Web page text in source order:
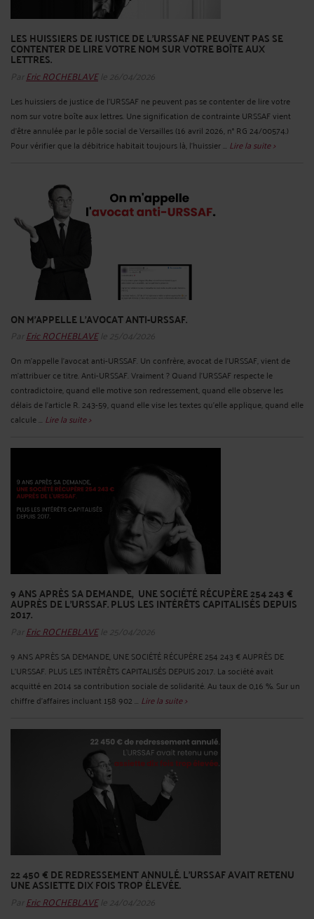
LES HUISSIERS DE JUSTICE DE L'URSSAF NE PEUVENT PAS SE
CONTENTER DE LIRE VOTRE NOM SUR VOTRE BOÎTE AUX
LETTRES.
Par Eric ROCHEBLAVEle 26/04/2026
Les huissiers de justice de l'URSSAF ne peuvent pas se contenter de lire votre
nom sur votre boîte aux lettres. Une signification de contrainte URSSAF vient
d'être annulée par le pôle social de Versailles (16 avril 2026, n° RG 24/00574.)
Pour vérifier que la débitrice habitait toujours là, l'huissier ... Lire la suite >
ON M'APPELLE L'AVOCAT ANTI-URSSAF.
Par Eric ROCHEBLAVEle 25/04/2026
On m'appelle l'avocat anti-URSSAF. Un confrère, avocat de l'URSSAF, vient de
m'attribuer ce titre. Anti-URSSAF. Vraiment ? Quand l'URSSAF respecte le
contradictoire, quand elle motive son redressement, quand elle observe les
délais de l'article R. 243-59, quand elle vise les textes qu'elle applique, quand elle
calcule ... Lire la suite >
9 ANS APRÈS SA DEMANDE, UNE SOCIÉTÉ RÉCUPÈRE 254 243 €
AUPRÈS DE L'URSSAF. PLUS LES INTÉRÊTS CAPITALISÉS DEPUIS
2017.
Par Eric ROCHEBLAVEle 25/04/2026
9 ANS APRÈS SA DEMANDE, UNE SOCIÉTÉ RÉCUPÈRE 254 243 € AUPRÈS DE
L'URSSAF. PLUS LES INTÉRÊTS CAPITALISÉS DEPUIS 2017. La société avait
acquitté en 2014 sa contribution sociale de solidarité. Au taux de 0,16 %. Sur un
chiffre d'affaires incluant 158 902 ... Lire la suite >
22 450 € DE REDRESSEMENT ANNULÉ. ​L'URSSAF AVAIT RETENU
UNE ASSIETTE DIX FOIS TROP ÉLEVÉE.
Par Eric ROCHEBLAVEle 24/04/2026